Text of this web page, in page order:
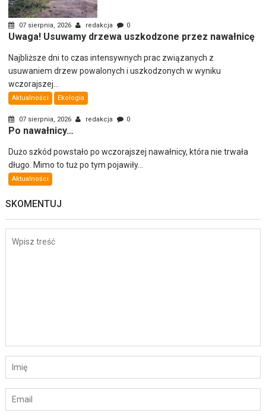
07 sierpnia, 2026 redakcja 0
Uwaga! Usuwamy drzewa uszkodzone przez nawałnicę
Najbliższe dni to czas intensywnych prac związanych z
usuwaniem drzew powalonych i uszkodzonych w wyniku
wczorajszej...
Aktualności Ekologia
07 sierpnia, 2026 redakcja 0
Po nawałnicy…
Dużo szkód powstało po wczorajszej nawałnicy, która nie trwała
długo. Mimo to tuż po tym pojawiły...
Aktualności
SKOMENTUJ